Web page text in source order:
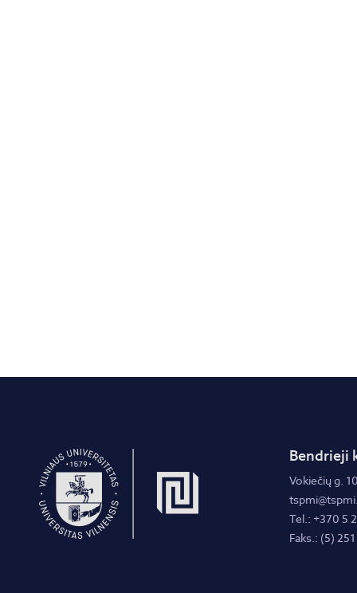
Bendrieji
Vokiečių g.
Tel.: +370 5
Faks.: (5)